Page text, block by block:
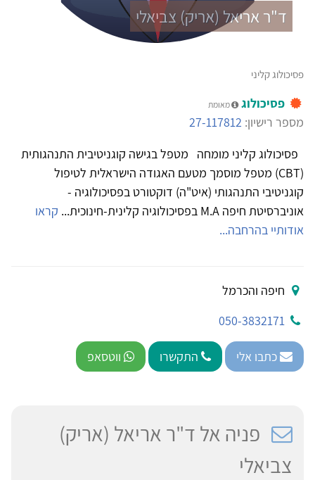
ד"ר אריאל (אריק) צביאלי
פסיכולוג קליני
פסיכולוג מאומת
מספר רישיון: 27-117812
פסיכולוג קליני מומחה מטפל בגישה קוגניטיבית התנהגותית
(CBT) מטפל מוסמך מטעם האגודה הישראלית לטיפול
קוגניטיבי התנהגותי (איט"ה) דוקטורט בפסיכולוגיה -
אוניברסיטת חיפה M.A בפסיכולוגיה קלינית-חינוכית...
קראו
אודותיי בהרחבה...
חיפה והכרמל
050-3832171
כתבו אלי התקשרו ווטסאפ
פניה אל ד"ר אריאל (אריק)
צביאלי